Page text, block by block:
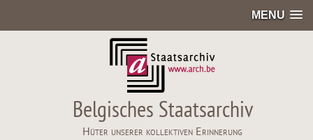
MENU
Belgisches Staatsarchiv
Hüter unserer kollektiven Erinnerung